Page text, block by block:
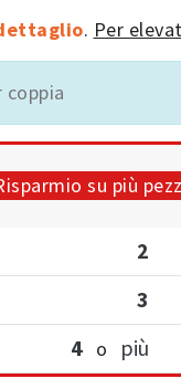
. Per
coppia
su più
2
3
4 o più